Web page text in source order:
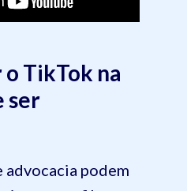
TikTok na
ser
podem